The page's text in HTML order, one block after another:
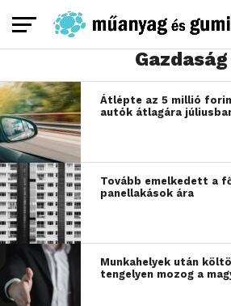
Gazdaság
Átlépte az 5 millió
autók átlagára
Tovább emelkedett a
panellakások ára
Munkahelyek után
tengelyen mozog a